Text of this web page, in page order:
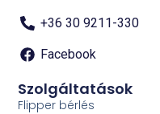
Szolgáltatások
Flipper bérlés
+36 30 9211-330
Facebook